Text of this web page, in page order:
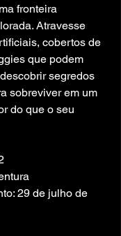
fronteira
Atravesse
cobertos de
que podem
segredos
sobreviver em um
do que o seu
29 de julho de